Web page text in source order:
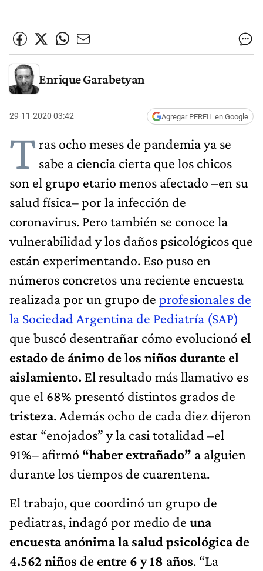
Enrique Garabetyan
29-11-2020 03:42 Agregar PERFIL en Google
Tras ocho meses de pandemia ya se
sabe a ciencia cierta que los chicos
son el grupo etario menos afectado –en su
salud física– por la infección de
coronavirus. Pero también se conoce la
vulnerabilidad y los daños psicológicos que
están experimentando. Eso puso en
números concretos una reciente encuesta
realizada por un grupo de profesionales de
la Sociedad Argentina de Pediatría (SAP)
que buscó desentrañar cómo evolucionó el
estado de ánimo de los niños durante el
aislamiento. El resultado más llamativo es
que el 68% presentó distintos grados de
tristeza. Además ocho de cada diez dijeron
estar “enojados” y la casi totalidad –el
91%– afirmó “haber extrañado” a alguien
durante los tiempos de cuarentena.
El trabajo, que coordinó un grupo de
pediatras, indagó por medio de una
encuesta anónima la salud psicológica de
4.562 niños de entre 6 y 18 años. “La